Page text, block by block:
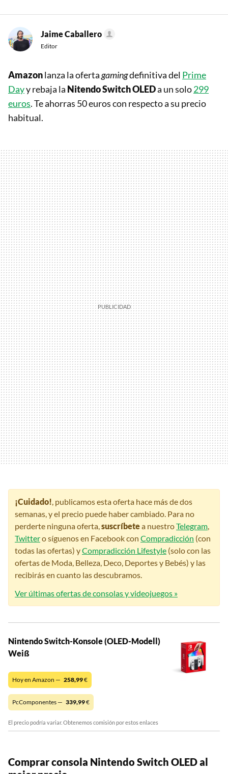
Jaime Caballero
Editor
Amazonlanza la ofertagamingdefinitiva del Prime
Dayy rebaja la Nitendo Switch OLEDa un solo299
euros. Te ahorras 50 euros con respecto a su precio
habitual.
¡Cuidado!, publicamos esta oferta hace más de dos
semanas, y el precio puede haber cambiado. Para no
perderte ninguna oferta,suscríbetea nuestroTelegram,
Twittero síguenos en Facebook con Compradicción (con
todas las ofertas) yCompradicción Lifestyle (solo con las
ofertas de Moda, Belleza, Deco, Deportes y Bebés) y las
recibirás en cuanto las descubramos.
Ver últimas ofertas de consolas y videojuegos »
Nintendo Switch-Konsole (OLED-Modell)
Weiß
Hoy en Amazon — 258,99€
PcComponentes — 339,99€
El precio podría variar. Obtenemos comisión por estos enlaces
Comprar consola Nintendo Switch OLED al